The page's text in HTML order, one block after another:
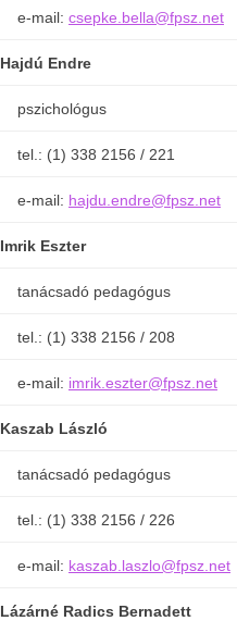
e-mail: csepke.bella@fpsz.net
Hajdú Endre
pszichológus
tel.: (1) 338 2156 / 221
e-mail: hajdu.endre@fpsz.net
Imrik Eszter
tanácsadó pedagógus
tel.: (1) 338 2156 / 208
e-mail: imrik.eszter@fpsz.net
Kaszab László
tanácsadó pedagógus
tel.: (1) 338 2156 / 226
e-mail: kaszab.laszlo@fpsz.net
Lázárné Radics Bernadett